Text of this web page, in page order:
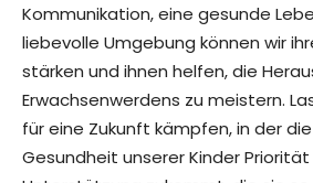
Kommunikation, eine gesunde
liebevolle Umgebung können wir
stärken und ihnen helfen, die
Erwachsenwerdens zu meistern.
für eine Zukunft kämpfen, in der
Gesundheit unserer Kinder